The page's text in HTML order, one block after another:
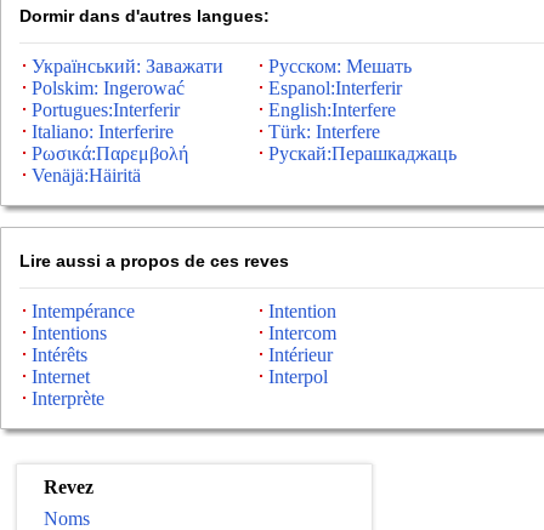
Dormir dans d'autres langues:
Український: Заважати
Русском: Мешать
Polskim: Ingerować
Espanol:Interferir
Portugues:Interferir
English:Interfere
Italiano: Interferire
Türk: Interfere
Ρωσικά:Παρεμβολή
Рускай:Перашкаджаць
Venäjä:Häiritä
Lire aussi a propos de ces reves
Intempérance
Intention
Intentions
Intercom
Intérêts
Intérieur
Internet
Interpol
Interprète
Revez
Noms